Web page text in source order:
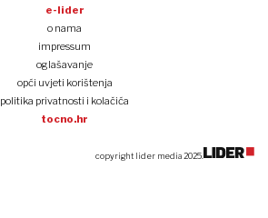
e-lider
o nama
impressum
oglašavanje
opći uvjeti korištenja
politika privatnosti i kolačića
tocno.hr
copyright lider media 2025.